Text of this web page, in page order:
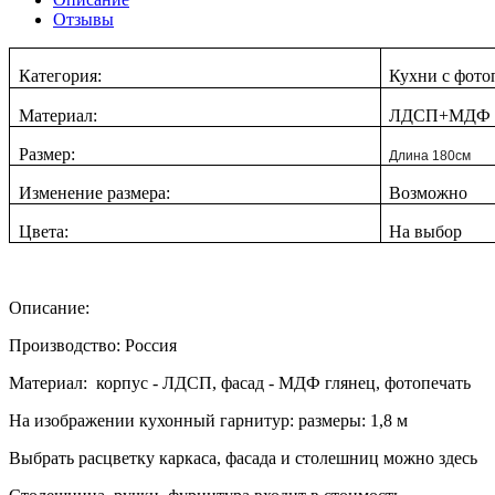
Отзывы
Категория: Кухни с
Материал: ЛДСП+МДФ
Размер: Длина 180см
Изменение размера: Возможно
Цвета: На выбор
Описание:
Производство: Россия
Материал: корпус - ЛДСП, фасад - МДФ глянец, фотопечать
На изображении кухонный гарнитур: размеры: 1,8 м
Выбрать расцветку каркаса, фасада и столешниц можно здесь